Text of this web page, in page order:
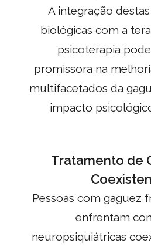
A integração
biológicas com a
psicoterapia
promissora na
multifacetados da
impacto
Tratamento de
Pessoas com gaguez
enfrentam
neuropsiquiátricas